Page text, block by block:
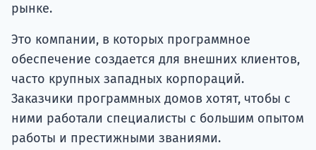
рынке.
Это компании, в которых программное
обеспечение создается для внешних клиентов,
часто крупных западных корпораций.
Заказчики программных домов хотят, чтобы с
ними работали специалисты с большим опытом
работы и престижными званиями.